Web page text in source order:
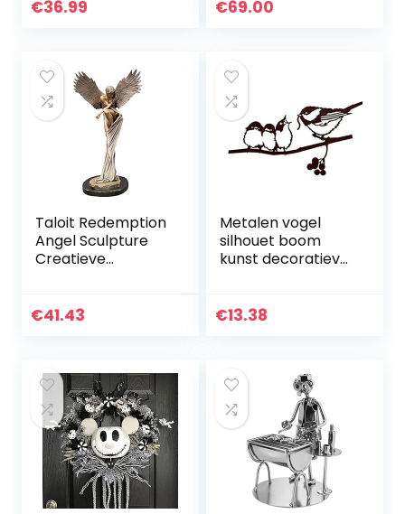
ornamenten,
€36.99
steen
€69.00
Taloit Redemption
Angel Sculpture
Creatieve
Outdoor Thuis
€41.43
Metalen vogel
silhouet boom
kunst decoratieve
decoratie op
€13.38